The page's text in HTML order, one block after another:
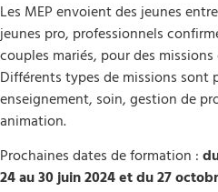
Les MEP envoient des jeunes
jeunes pro, professionnels
couples mariés, pour des missions
Différents types de missions sont
enseignement, soin, gestion de
animation.
Prochaines dates de formation :
24 au 30 juin 2024 et du 27